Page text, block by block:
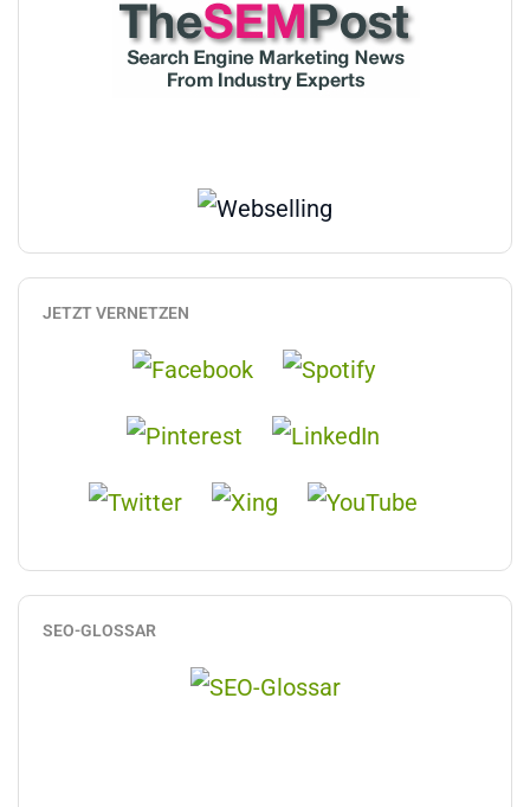
JETZT VERNETZEN
SEO-GLOSSAR